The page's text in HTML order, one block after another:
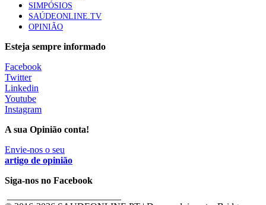
SIMPÓSIOS
SAÚDEONLINE.TV
OPINIÃO
Esteja sempre informado
Facebook
Twitter
Linkedin
Youtube
Instagram
A sua Opinião conta!
Envie-nos o seu
artigo de opinião
Siga-nos no Facebook